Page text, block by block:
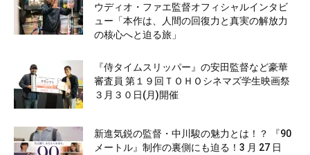
ウディオ・ファエ監督オフィシャルインタビ
ュー「本作は、人間の回復力と真実の解放力
の核心へと迫る旅」
『侍タイムスリッパー』の安田監督など豪華
審査員 第１９回ＴＯＨＯシネマズ学生映画祭
３月３０日(月)開催
新進気鋭の監督・中川駿の魅力とは！？ 『90
メートル』制作の裏側にも迫る！3 月 27 日